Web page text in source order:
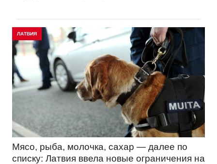
ЛАТВИЯ
Мясо, рыба, молочка, сахар — далее по
списку: Латвия ввела новые ограничения на